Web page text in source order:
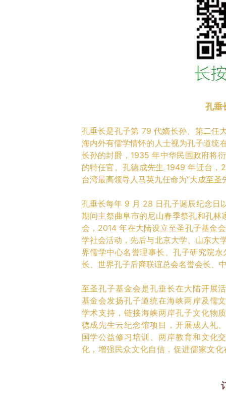
孔垂
孔垂长是孔子第 79 代嫡长孙、第二任
海内外有儒学情怀的人士视为孔子道统
长孙的封爵，1935 年中华民国政府将
的特任官。孔德成先生 1949 年迁台
台湾最高领导人马英九任命为“大成至圣
孔垂长每年 9 月 28 日孔子诞辰纪念日
期间主祭曲阜市的尼山春季祭孔和孔
会，2014 年在大陆设立至圣孔子基金
学社会活动，先后与北京大学、山东大
界儒学中心名誉理事长、孔子研究院
长、世界孔子后裔联谊总会名誉会长、
至圣孔子基金会是孔垂长在大陆开展
基金会发扬孔子道统在海峡两岸及儒
学术支持，链接海峡两岸孔子文化物
德成先生云纪念馆项目，开展成人礼
国学公益修习培训、两岸教育和文化
化，增强民众文化自信，促进儒家文